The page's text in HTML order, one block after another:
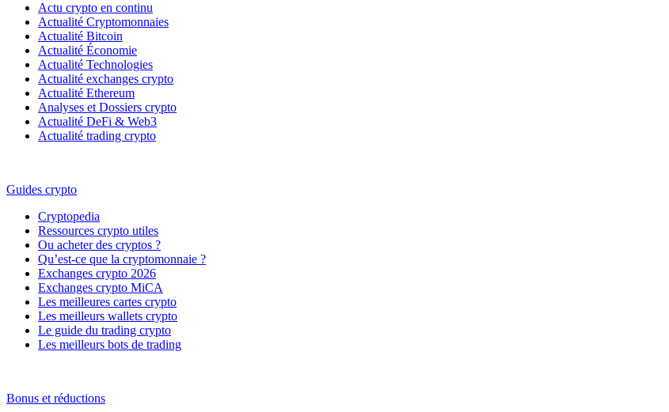
Actu crypto en continu
Actualité Cryptomonnaies
Actualité Bitcoin
Actualité Économie
Actualité Technologies
Actualité exchanges crypto
Actualité Ethereum
Analyses et Dossiers crypto
Actualité DeFi & Web3
Actualité trading crypto
Guides crypto
Cryptopedia
Ressources crypto utiles
Ou acheter des cryptos ?
Qu’est-ce que la cryptomonnaie ?
Exchanges crypto 2026
Exchanges crypto MiCA
Les meilleures cartes crypto
Les meilleurs wallets crypto
Le guide du trading crypto
Les meilleurs bots de trading
Bonus et réductions